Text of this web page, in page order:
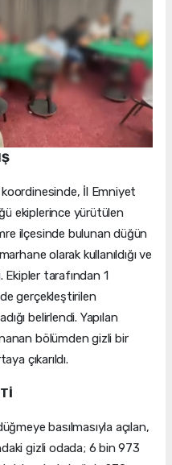
koordinesinde, İl Emniyet
ekiplerince yürütülen
ilçesinde bulunan düğün
olarak kullanıldığı ve
Ekipler tarafından 1
gerçekleştirilen
belirlendi. Yapılan
bölümden gizli bir
çıkarıldı.
basılmasıyla açılan,
gizli odada; 6 bin 973